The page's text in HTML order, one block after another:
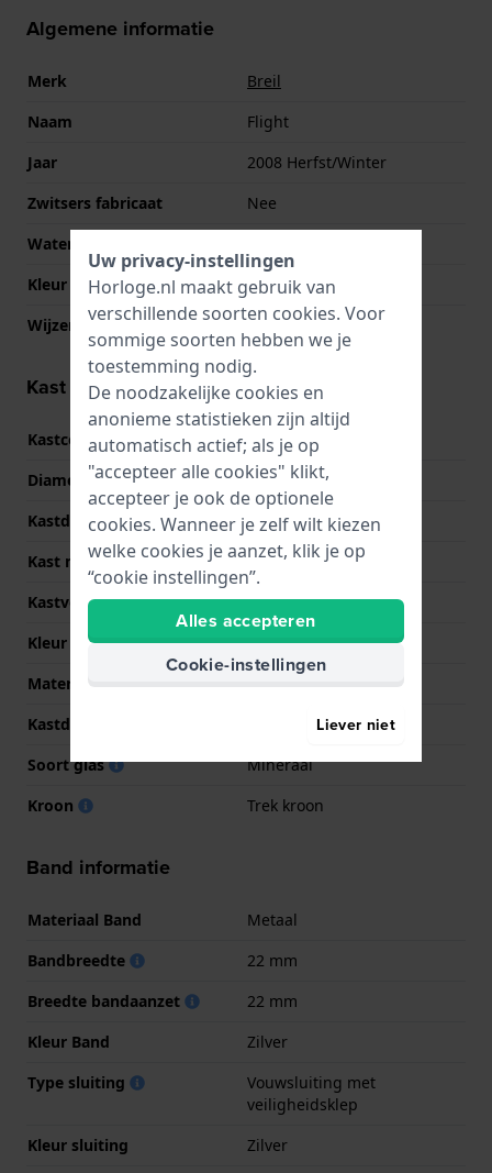
Algemene informatie
Merk
Breil
Naam
Flight
Jaar
2008 Herfst/Winter
Zwitsers fabricaat
Nee
Waterdichtheid
Kleur wijzerplaat
Blauw
Wijzer kleuren (u,m,s)
Zilver, Zilver, Zilver
Kast informatie
Kastcode
TW0475
Diameter
35 mm
Kastdikte
10 mm
Kast materiaal
Roestvrij staal
Kastvorm
Rechthoekig
Kleur kast
Zilver
Materiaal kastdeksel
Roestvrij staal
Kastdeksel
Soort glas
Mineraal
Kroon
Trek kroon
Band informatie
Materiaal Band
Metaal
Bandbreedte
22 mm
Breedte bandaanzet
22 mm
Kleur Band
Zilver
Type sluiting
Vouwsluiting met
veiligheidsklep
Kleur sluiting
Zilver
Uw privacy-instellingen
Horloge.nl maakt gebruik van
verschillende soorten cookies. Voor
sommige soorten hebben we je
toestemming nodig.
De noodzakelijke cookies en
anonieme statistieken zijn altijd
automatisch actief; als je op
"accepteer alle cookies" klikt,
accepteer je ook de optionele
cookies. Wanneer je zelf wilt kiezen
welke cookies je aanzet, klik je op
“cookie instellingen”.
Alles accepteren
Cookie-instellingen
Liever niet